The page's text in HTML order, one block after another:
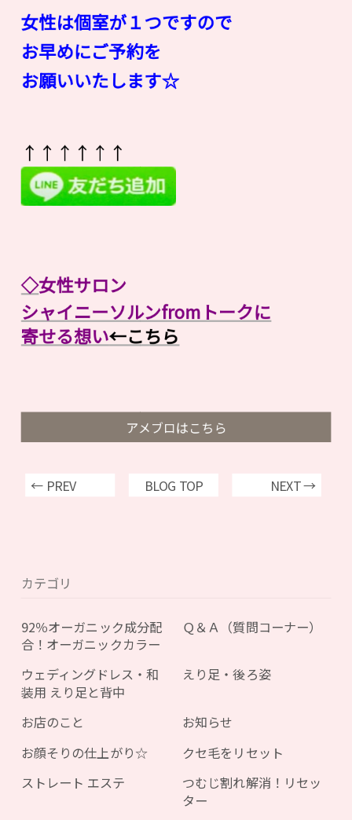
女性は個室が１つですので
お早めにご予約を
お願いいたします☆
↑↑↑↑↑↑
◇女性サロン
シャイニーソルンfromトークに
寄せる想い←こちら
アメブロはこちら
← PREV BLOG TOP NEXT →
カテゴリ
92％オーガニック成分配
合！オーガニックカラー
Ｑ＆Ａ（質問コーナー）
ウェディングドレス・和
装用 えり足と背中
えり足・後ろ姿
お店のこと
お知らせ
お顔そりの仕上がり☆
クセ毛をリセット
ストレート エステ
つむじ割れ解消！リセッ
ター